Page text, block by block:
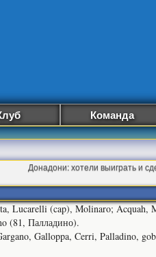
Команда
Донадони: хотели выиграть и
Lucarelli (cap), Molinaro; Acquah,
(81, Палладино).
Galloppa, Cerri, Palladino,